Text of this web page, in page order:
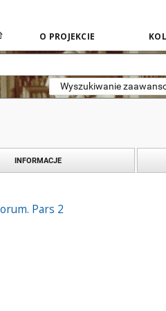
O PROJEKCIE
Wyszukiwanie
INFORMACJE
Pars 2